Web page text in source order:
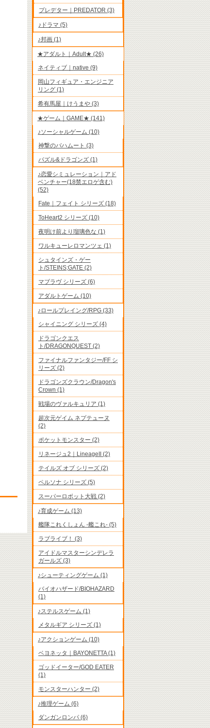
プレデター｜PREDATOR (3)
♪ドラマ (5)
♪邦画 (1)
★アダルト｜Adult★ (26)
ネイティブ｜native (9)
岡山フィギュア・エンジニア
リング (1)
希有馬屋｜けうまや (3)
★ゲーム｜GAME★ (141)
♪ソーシャルゲーム (10)
神撃のバハムート (3)
パズル&ドラゴンズ (1)
♪恋愛シミュレーション｜アド
ベンチャー(18禁エロゲ含む)
(52)
Fate｜フェイト シリーズ (18)
ToHeart2 シリーズ (10)
夜明け前より瑠璃色な (1)
ワルキューレロマンツェ (1)
シュタインズ・ゲー
ト/STEINS;GATE (2)
マブラヴ シリーズ (6)
アダルトゲーム (10)
♪ロールプレイング/RPG (33)
シャイニング シリーズ (4)
ドラゴンクエス
ト/DRAGONQUEST (2)
ファイナルファンタジー/FF シ
リーズ (2)
ドラゴンズクラウン/Dragon's
Crown (1)
戦場のヴァルキュリア (1)
超次元ゲイム ネプテューヌ
(2)
ポケットモンスター (2)
リネージュ2｜LineageII (2)
テイルズ オブ シリーズ (2)
ペルソナ シリーズ (5)
スーパーロボット大戦 (2)
♪育成ゲーム (13)
艦隊これくしょん -艦これ- (5)
ラブライブ！ (3)
アイドルマスターシンデレラ
ガールズ (3)
♪シューティングゲーム (1)
バイオハザード/BIOHAZARD
(1)
♪ステルスゲーム (1)
メタルギア シリーズ (1)
♪アクションゲーム (10)
ベヨネッタ｜BAYONETTA (1)
ゴッドイーター/GOD EATER
(1)
モンスターハンター (2)
♪推理ゲーム (6)
ダンガンロンパ (6)